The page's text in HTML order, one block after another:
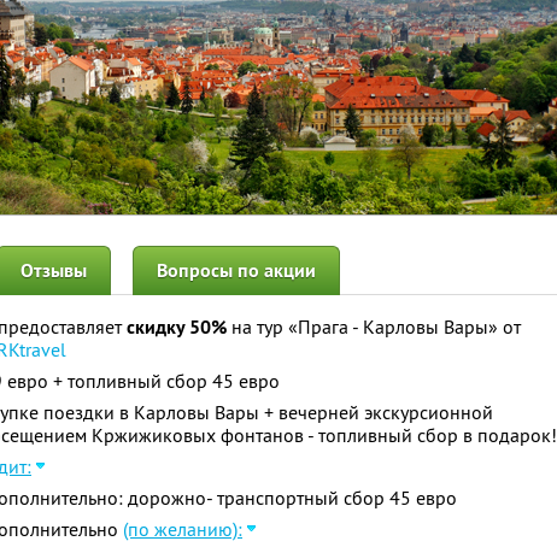
Отзывы Вопросы по акции
предоставляетскидку 50% на тур «Прага - Карловы Вары» от
евро + топливный сбор 45 евро
поездки в Карловы Вары + вечерней экскурсионной
Кржижиковых фонтанов - топливный сбор в подарок!
дорожно- транспортный сбор 45 евро
(по желанию):